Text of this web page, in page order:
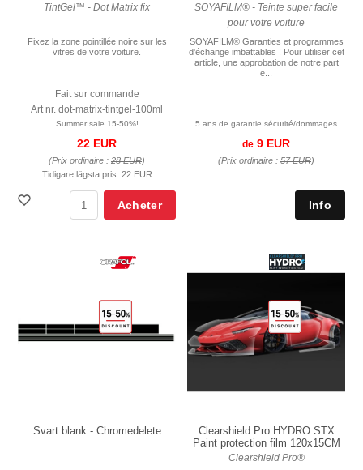
TintGel™ - Dot Matrix fix
Fixez la zone pointillée noire sur les
vitres de votre voiture.
Fait sur commande
Art nr. dot-matrix-tintgel-100ml
Summer sale 15-50%!
22 EUR
(Prix ordinaire : 28 EUR)
Tidigare lägsta pris: 22 EUR
Acheter
SOYAFILM® - Teinte super facile
pour votre voiture
SOYAFILM® Garanties et programmes
d'échange imbattables ! Pour utiliser cet
article, une approbation de notre part
e...
5 ans de garantie sécurité/dommages
de 9 EUR
(Prix ordinaire : 57 EUR)
Svart blank - Chromedelete
Clearshield Pro HYDRO STX
Paint protection film 120x15CM
Clearshield Pro®